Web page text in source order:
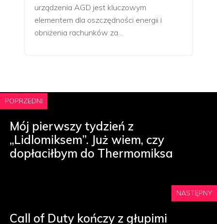
urządzenia AGD jest kluczowym
elementem dla oszczędności energii i
obniżenia rachunków za…
POPRZEDNI
Mój pierwszy tydzień z
„Lidlomiksem”. Już wiem, czy
dopłaciłbym do Thermomiksa
NASTĘPNY
Call of Duty kończy z głupimi